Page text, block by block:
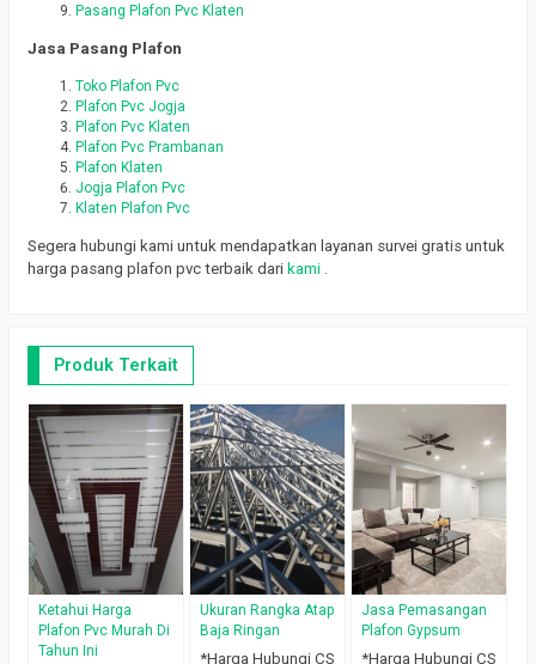
Pasang Plafon Pvc Klaten
Jasa Pasang Plafon
Toko Plafon Pvc
Plafon Pvc Jogja
Plafon Pvc Klaten
Plafon Pvc Prambanan
Plafon Klaten
Jogja Plafon Pvc
Klaten Plafon Pvc
Segera hubungi kami untuk mendapatkan layanan survei gratis untuk
harga pasang plafon pvc terbaik dari kami
Produk Terkait
Ketahui Harga
Plafon Pvc Murah Di
Tahun Ini
Ukuran Rangka Atap
Baja Ringan
*Harga Hubungi CS
Jasa Pemasangan
Plafon Gypsum
*Harga Hubungi CS